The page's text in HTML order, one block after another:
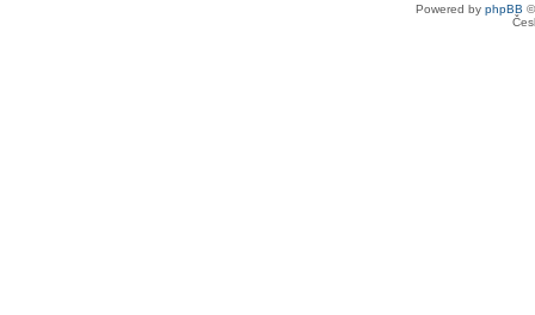
Powered by phpBB